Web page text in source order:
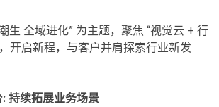
生 全域进化” 为主题，聚焦 “视觉云 + 行
开启新程，与客户并肩探索行业新发
持续拓展业务场景